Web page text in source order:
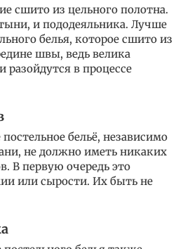
сшито из цельного полотна.
и пододеяльника. Лучше
белья, которое сшито из
швы, ведь велика
разойдутся в процессе
бельё, независимо
не должно иметь никаких
В первую очередь это
или сырости. Их быть не